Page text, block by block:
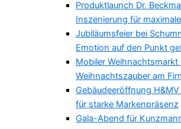
Produktlaunch Dr.
Inszenierung für
Jubiläumsfeier bei
Emotion auf den Punkt
Mobiler Weihnachtsmarkt
Weihnachtszauber am
Gebäudeeröffnung
für starke Markenpräsenz
Gala-Abend für